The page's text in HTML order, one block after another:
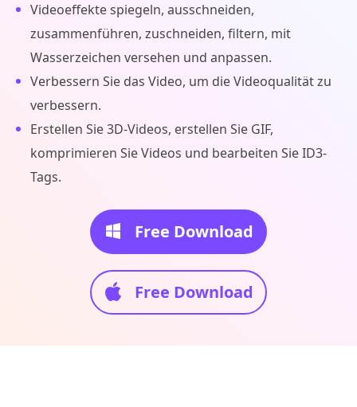
Videoeffekte spiegeln, ausschneiden,
zusammenführen, zuschneiden, filtern, mit
Wasserzeichen versehen und anpassen.
Verbessern Sie das Video, um die Videoqualität zu
verbessern.
Erstellen Sie 3D-Videos, erstellen Sie GIF,
komprimieren Sie Videos und bearbeiten Sie ID3-
Tags.
Free Download
Free Download